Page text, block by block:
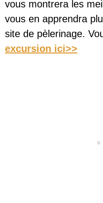
vous montrera les
vous en apprendra
site de pèlerinage.
excursion ici>>